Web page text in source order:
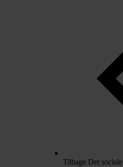
Tilbage Det sociale